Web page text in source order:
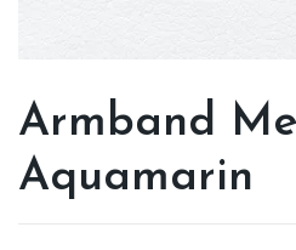
Armband
Aquamarin